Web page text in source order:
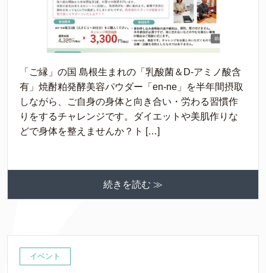
「ご縁」の国 島根生まれの「乳酸菌＆D-アミノ酸含
有」焼酎粕発酵美容パウダー「en-ne」を半年間摂取
しながら、ご自身の身体と向き合い・労わる習慣作
りをするチャレンジです。ダイエットや美肌作りな
どで身体を整えませんか？ト […]
続きを読む ≫
イベント